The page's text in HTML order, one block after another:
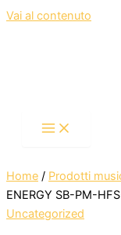
Vai al contenuto
Home / Prodotti
ENERGY SB-PM-
Uncategorized